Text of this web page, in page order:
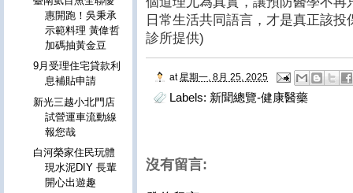
日常生活共同語言，才是真正該
診所提供)
at 星期一, 8月 25, 2025
Labels: 新聞總覽-健康醫藥
沒有留言:
惠開跑！吳秉承
示範料理 黃偉哲
加碼抽黃金豆
9月受理住宅貸款利
息補貼申請
新光三越小北門店
試營運車流動線
報您哉
白河榮家住民玩體
現水泥DIY 長輩
開心出遊趣